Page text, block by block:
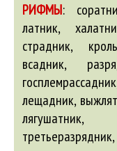
РИФМЫ:
латник,
страдник,
всадник,
лещадник,